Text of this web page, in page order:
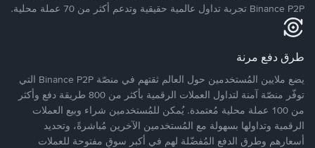
Binance P2P تجربة تداول عالمية حقيقية وتدعم أكثر من 70 عملة محلية.
طرق دفع مرنة
يضع ملايين المُستخدمين حول العالم ثقتهم في منصّة Binance P2P التي
توفّر منصّة آمنة لتداول العملات الرقمية بأكثر من 800 طريقة دفع وأكثر
من 100 عملة محلية مُعتمدة. يُمكن للمُستخدمين شراء وبيع العملات
الرقمية وتداولها بسهولة مع المُستخدمين الآخرين مُباشرةً، وتحديد
أسعارهم وطرق الدفع المُفضّلة لهم في أكبر سوقٍ مفتوحة للعملات